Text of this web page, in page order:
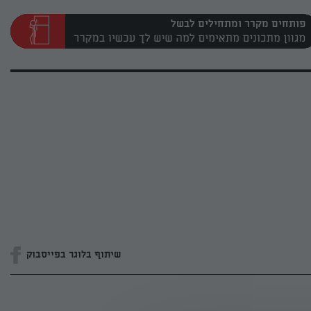
פותחים מקרר ומתחילים לבשל
שיתוף בלוגר בפייסבוק